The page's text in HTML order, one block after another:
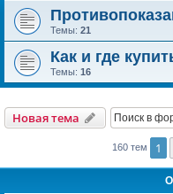
Темы: 21
Как и где
Темы: 16
Новая тема
160 тем 1